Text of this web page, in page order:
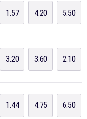
1.57 4.20 5.50
3.20 3.60 2.10
1.44 4.75 6.50